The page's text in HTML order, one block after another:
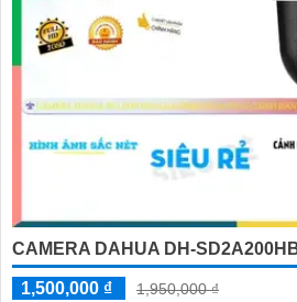
CAMERA DAHUA DH-
1,500,000 ₫ 1,950,000 ₫